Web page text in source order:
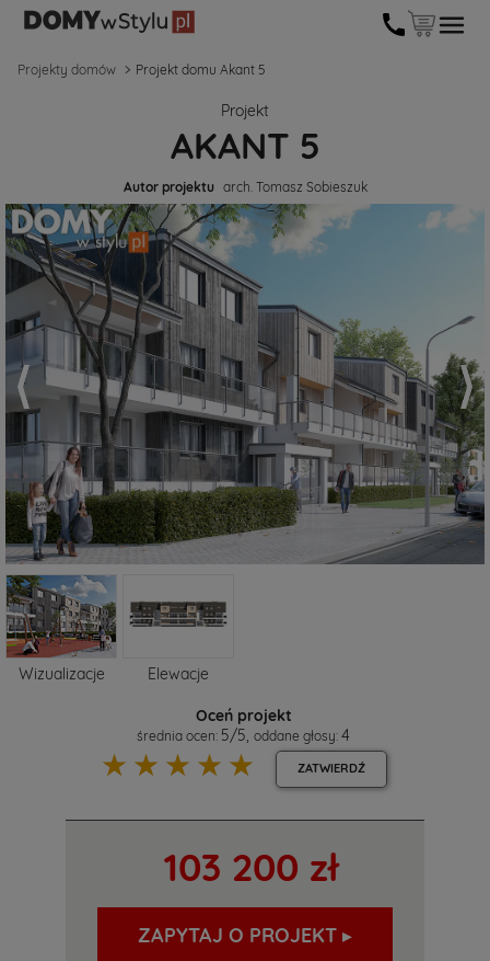
Projekty domów Projekt domu Akant 5
Projekt
AKANT 5
Autor projektu arch. Tomasz Sobieszuk
Wizualizacje Elewacje
Oceń projekt
średnia ocen: 5/5 oddane głosy: 4
☆
☆
☆
☆
☆ ZATWIERDŹ
103 200 zł